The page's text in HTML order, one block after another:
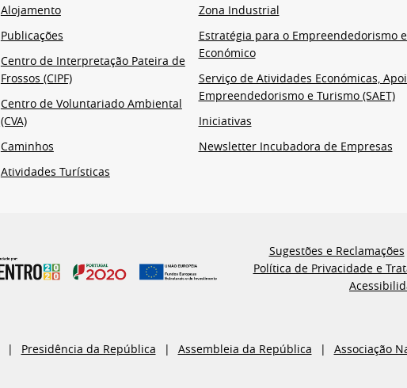
Alojamento
Publicações
Centro de Interpretação Pateira de
Frossos (CIPF)
Centro de Voluntariado Ambiental
(CVA)
Caminhos
Atividades Turísticas
Zona Industrial
Estratégia para o Empreendedorismo
Económico
Serviço de Atividades Económicas,
Empreendedorismo e Turismo (SAET)
Iniciativas
Newsletter Incubadora de Empresas
Sugestões e Reclamações
Política de Privacidade e
Presidência da República Assembleia da República Associação